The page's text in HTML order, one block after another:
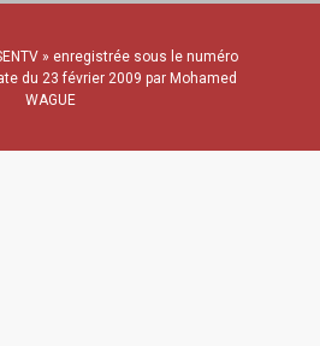
» enregistrée sous le numéro
du 23 février 2009 par Mohamed
WAGUE